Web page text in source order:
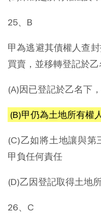
25、B
甲為逃避其債權人查
買賣，並移轉登記於
(A)因已登記於乙名下
(B)甲仍為土地所有權人
(C)乙如將土地讓與
甲負任何責任
(D)乙因登記取得土地
26、C